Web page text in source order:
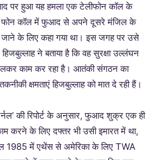
पर हुआ यह हमला एक टेलीफोन कॉल के
फोन कॉल में फुआद से अपने दूसरे मंजिल के
के लिए कहा गया था। इस जगह पर उसे
ने बताया है कि वह सुरक्षा उल्लंघन
काम कर रहा है। आतंकी संगठन का
क्षमताएं हिजबुल्लाह को मात दे रही हैं।
की रिपोर्ट के अनुसार, फुआद शुक्र एक ही
करने के लिए दफ्तर भी उसी इमारत में था,
1985 में एथेंस से अमेरिका के लिए TWA